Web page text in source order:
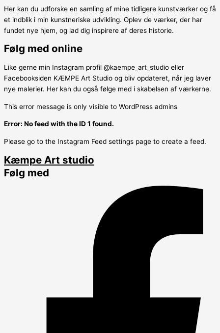
Her kan du udforske en samling af mine tidligere kunstværker og få
et indblik i min kunstneriske udvikling. Oplev de værker, der har
fundet nye hjem, og lad dig inspirere af deres historie.
Følg med online
Like gerne min Instagram profil @kaempe_art_studio eller
Facebooksiden KÆMPE Art Studio og bliv opdateret, når jeg laver
nye malerier. Her kan du også følge med i skabelsen af værkerne.
This error message is only visible to WordPress admins
Error: No feed with the ID 1 found.
Please go to the Instagram Feed settings page to create a feed.
Kæmpe Art studio
Følg med